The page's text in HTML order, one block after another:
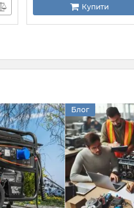
Купити
Блог